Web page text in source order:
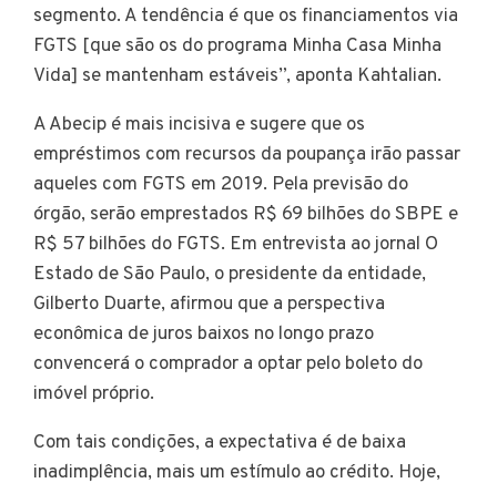
segmento. A tendência é que os financiamentos via
FGTS [que são os do programa Minha Casa Minha
Vida] se mantenham estáveis”, aponta Kahtalian.
A Abecip é mais incisiva e sugere que os
empréstimos com recursos da poupança irão passar
aqueles com FGTS em 2019. Pela previsão do
órgão, serão emprestados R$ 69 bilhões do SBPE e
R$ 57 bilhões do FGTS. Em entrevista ao jornal O
Estado de São Paulo, o presidente da entidade,
Gilberto Duarte, afirmou que a perspectiva
econômica de juros baixos no longo prazo
convencerá o comprador a optar pelo boleto do
imóvel próprio.
Com tais condições, a expectativa é de baixa
inadimplência, mais um estímulo ao crédito. Hoje,